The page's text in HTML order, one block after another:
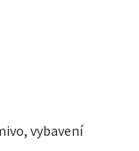
vybavení